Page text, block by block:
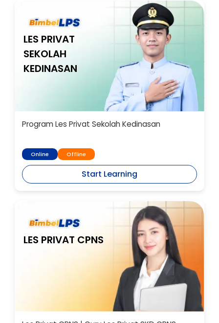
LES PRIVAT
SEKOLAH
KEDINASAN
Program Les Privat Sekolah Kedinasan
Online Offline
Start Learning
LES PRIVAT CPNS